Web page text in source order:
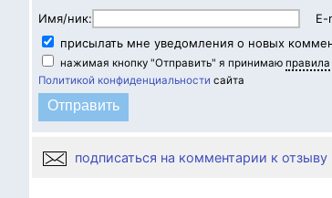
Имя/ник:
E-
присылать мне уведомления о новых
нажимая кнопку "Отправить" я принимаю
Политикой конфиденциальности сайта
подписаться на комментарии к отзыву